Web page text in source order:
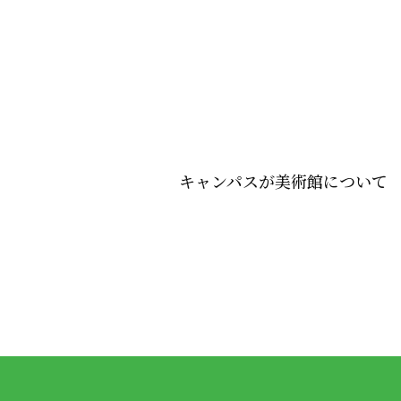
キャンパスが美術館について